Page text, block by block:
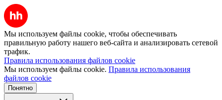
Мы используем файлы cookie, чтобы обеспечивать
правильную работу нашего веб-сайта и анализировать сетевой
трафик.
Правила использования файлов cookie
Мы используем файлы cookie. Правила использования
файлов cookie
Понятно